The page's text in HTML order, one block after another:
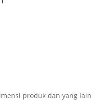
produk dan yang lain